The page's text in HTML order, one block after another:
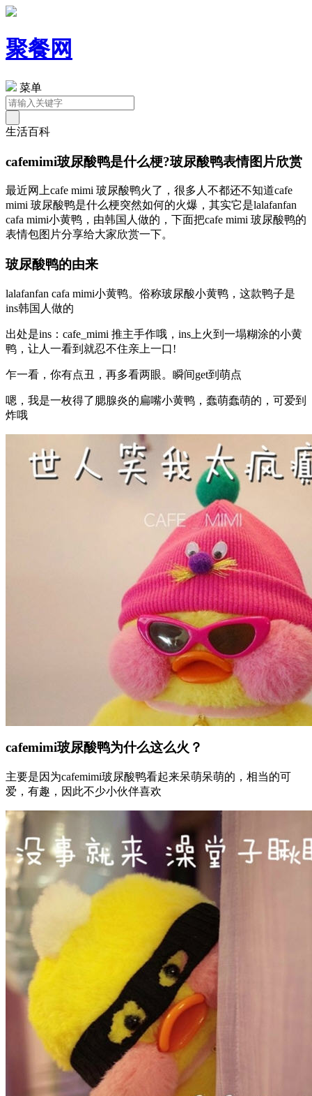
聚餐网
菜单
生活百科
cafemimi玻尿酸鸭是什么梗?玻尿酸鸭表情图片欣赏
最近网上cafe mimi 玻尿酸鸭火了，很多人不都还不知道cafe
mimi 玻尿酸鸭是什么梗突然如何的火爆，其实它是lalafanfan
cafa mimi小黄鸭，由韩国人做的，下面把cafe mimi 玻尿酸鸭的
表情包图片分享给大家欣赏一下。
玻尿酸鸭的由来
lalafanfan cafa mimi小黄鸭。俗称玻尿酸小黄鸭，这款鸭子是
ins韩国人做的
出处是ins：cafe_mimi 推主手作哦，ins上火到一塌糊涂的小黄
鸭，让人一看到就忍不住亲上一口!
乍一看，你有点丑，再多看两眼。瞬间get到萌点
嗯，我是一枚得了腮腺炎的扁嘴小黄鸭，蠢萌蠢萌的，可爱到
炸哦
cafemimi玻尿酸鸭为什么这么火？
主要是因为cafemimi玻尿酸鸭看起来呆萌呆萌的，相当的可
爱，有趣，因此不少小伙伴喜欢